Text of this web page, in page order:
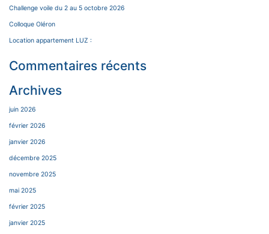
Challenge voile du 2 au 5 octobre 2026
Colloque Oléron
Location appartement LUZ :
Commentaires récents
Archives
juin 2026
février 2026
janvier 2026
décembre 2025
novembre 2025
mai 2025
février 2025
janvier 2025